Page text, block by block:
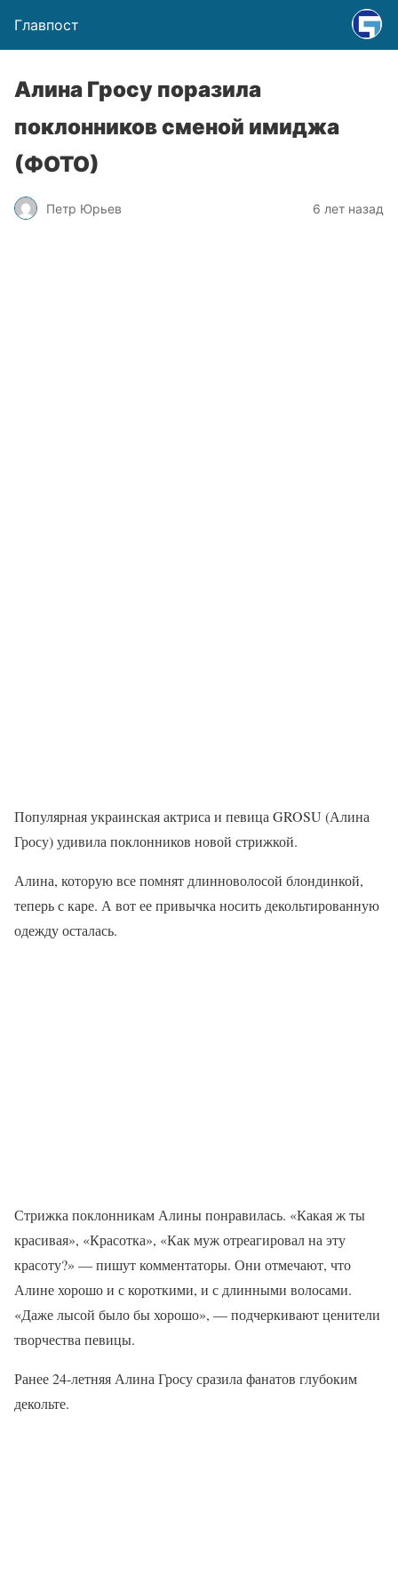
Главпост
Алина Гросу поразила
поклонников сменой имиджа
(ФОТО)
Петр Юрьев 6 лет назад
Популярная украинская актриса и певица GROSU (Алина
Гросу) удивила поклонников новой стрижкой.
Алина, которую все помнят длинноволосой блондинкой,
теперь с каре. А вот ее привычка носить декольтированную
одежду осталась.
Стрижка поклонникам Алины понравилась. «Какая ж ты
красивая», «Красотка», «Как муж отреагировал на эту
красоту?» — пишут комментаторы. Они отмечают, что
Алине хорошо и с короткими, и с длинными волосами.
«Даже лысой было бы хорошо», — подчеркивают ценители
творчества певицы.
Ранее 24-летняя Алина Гросу сразила фанатов глубоким
декольте.